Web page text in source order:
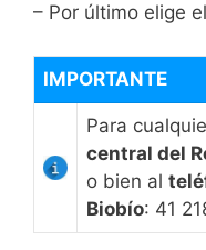
– Por último elige
IMPORTANTE
Para
central del
o bien al
Biobío: 41